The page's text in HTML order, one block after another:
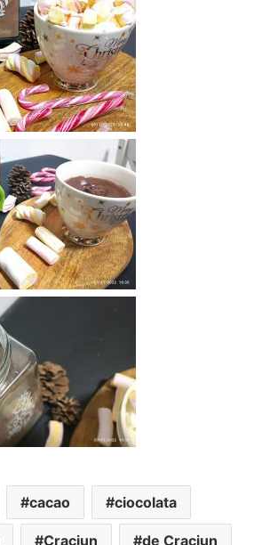
cacao ciocolata
Craciun de Craciun